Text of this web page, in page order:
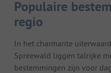
Populaire
regio
In het charmante
Spreewald liggen talrijke
bestemmingen zijn voor